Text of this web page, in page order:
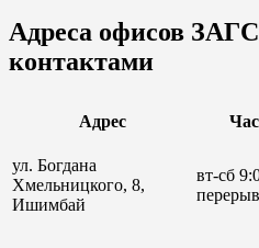
Адреса офисов
контактами
Адрес
ул. Богдана
Хмельницкого, 8,
Ишимбай
вт-сб